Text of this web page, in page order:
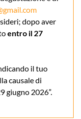
dopo aver
entro il 27
il tuo
causale di
giugno 2026”.